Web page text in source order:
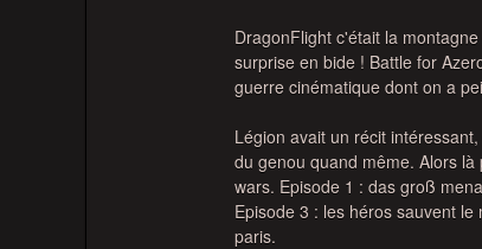
DragonFlight c'était la
surprise en bide ! Battle for
guerre cinématique dont on a
Légion avait un récit
du genou quand même. Alors
wars. Episode 1 : das groß
Episode 3 : les héros sauvent
paris.